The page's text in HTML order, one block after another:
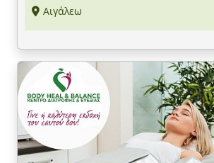
Αιγάλεω